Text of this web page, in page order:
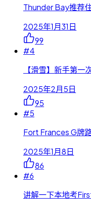
Thunder Bay推荐
2025年1月31日
99
#4
【滑雪】新手第一
2025年2月5日
95
#5
Fort Frances G牌
2025年1月8日
86
#6
讲解一下本地考